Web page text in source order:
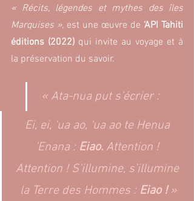
« Récits, légendes et mythes des îles
Marquises », est une œuvre de ‘API Tahiti
éditions (2022) qui invite au voyage et à
la préservation du savoir.
« Ata-nua put s’écrier :
Ei, ei, ‘ua ao, ‘ua ao te Henua
‘Enana : Eiao. Attention !
Attention ! S’illumine, s’illumine
la Terre des Hommes : Eiao ! »